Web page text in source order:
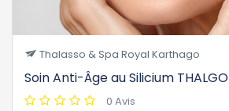
Thalasso & Spa Royal Karthago
Soin Anti-Âge au Silicium THALGO
0 Avis